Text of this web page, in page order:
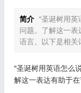
简介 “圣诞树用英
问题。了解这一表
语言。以下是相关
“圣诞树用英语怎么
解这一表达有助于